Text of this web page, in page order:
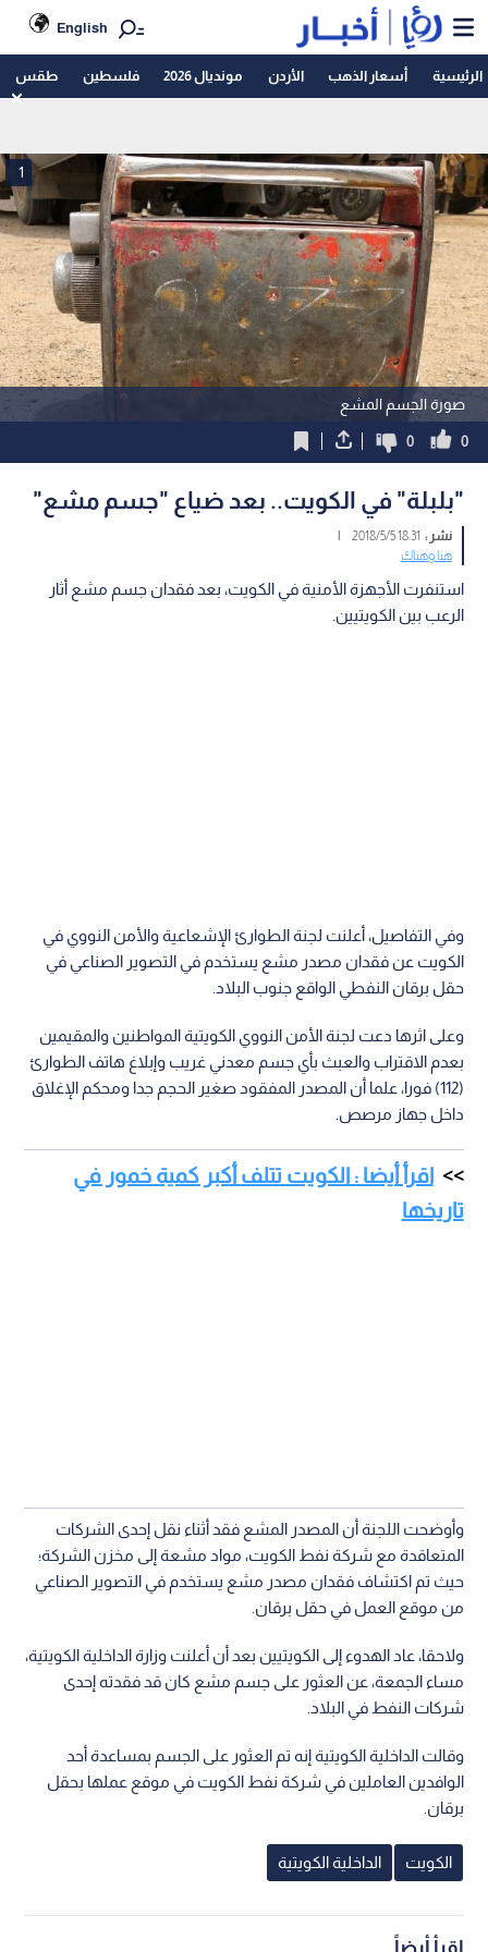
English
الرئيسية أسعار الذهب الأردن مونديال 2026 فلسطين طقس
صورة الجسم المشع
1
0
0
"بلبلة" في الكويت.. بعد ضياع "جسم مشع"
نشر : 18:31 2018/5/5
|
هنا وهناك
استنفرت الأجهزة الأمنية في الكويت، بعد فقدان جسم مشع أثار
الرعب بين الكويتيين.
وفي التفاصيل، أعلنت لجنة الطوارئ الإشعاعية والأمن النووي في
الكويت عن فقدان مصدر مشع يستخدم في التصوير الصناعي في
حقل برقان النفطي الواقع جنوب البلاد.
وعلى اثرها دعت لجنة الأمن النووي الكويتية المواطنين والمقيمين
بعدم الاقتراب والعبث بأي جسم معدني غريب وإبلاغ هاتف الطوارئ
(112) فورا، علما أن المصدر المفقود صغير الحجم جدا ومحكم الإغلاق
داخل جهاز مرصص.
اقرأ أيضا : الكويت تتلف أكبر كمية خمور في
تاريخها
وأوضحت اللجنة أن المصدر المشع فقد أثناء نقل إحدى الشركات
المتعاقدة مع شركة نفط الكويت، مواد مشعة إلى مخزن الشركة؛
حيث تم اكتشاف فقدان مصدر مشع يستخدم في التصوير الصناعي
من موقع العمل في حقل برقان.
ولاحقا، عاد الهدوء إلى الكويتيين بعد أن أعلنت وزارة الداخلية الكويتية،
مساء الجمعة، عن العثور على جسم مشع كان قد فقدته إحدى
شركات النفط في البلاد.
وقالت الداخلية الكويتية إنه تم العثور على الجسم بمساعدة أحد
الوافدين العاملين في شركة نفط الكويت في موقع عملها بحقل
برقان.
الكويت الداخلية الكويتية
اقرأ أيضاً